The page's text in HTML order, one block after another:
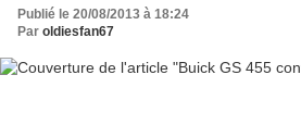
Publié le 20/08/2013 à 18:24
Par oldiesfan67